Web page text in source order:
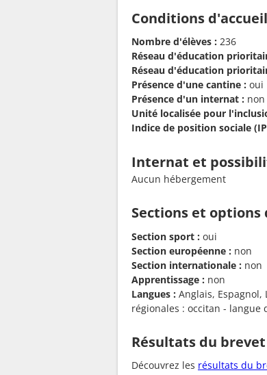
Conditions
Nombre d'élèves : 236
Réseau d'éducation
Réseau d'éducation
Présence d'une cantine : oui
Présence d'un internat : non
Unité localisée pour
Indice de position sociale
Internat et
Aucun hébergement
Sections et
Section sport : oui
Section européenne : non
Section internationale : non
Apprentissage : non
Langues : Anglais,
régionales : occitan - langue
Résultats du
Découvrez les résultats du